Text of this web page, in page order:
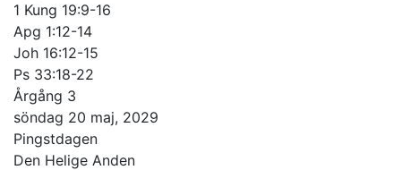
1 Kung 19:9-16
Apg 1:12-14
Joh 16:12-15
Ps 33:18-22
Årgång 3
söndag 20 maj, 2029
Pingstdagen
Den Helige Anden